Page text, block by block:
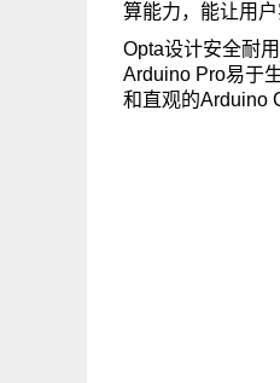
算能力，能让用
Opta设计安全耐
Arduino Pro易于
和直观的Arduino